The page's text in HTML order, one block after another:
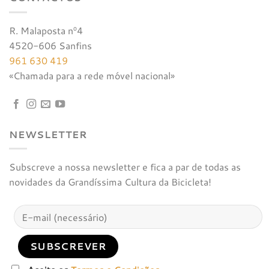
R. Malaposta nº4
4520-606 Sanfins
961 630 419
«Chamada para a rede móvel nacional»
NEWSLETTER
Subscreve a nossa newsletter e fica a par de todas as
novidades da Grandíssima Cultura da Bicicleta!